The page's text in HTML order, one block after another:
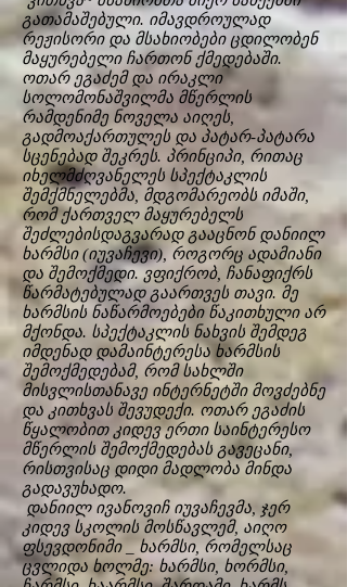
გათამაშებული. იმავდროულად
რეჟისორი და მსახიობები ცდილობენ
მაყურებელი ჩართონ ქმედებაში.
ოთარ ეგაძემ და ირაკლი
სოლომონაშვილმა მწერლის
რამდენიმე ნოველა აიღეს,
გადმოაქართულეს და პატარ-პატარა
სცენებად შეკრეს. პრინციპი, რითაც
იხელმძღვანელეს სპექტაკლის
შემქმნელებმა, მდგომარეობს იმაში,
რომ ქართველ მაყურებელს
შეძლებისდაგვარად გააცნონ დანიილ
ხარმსი (იუვაჩევი), როგორც ადამიანი
და შემოქმედი. ვფიქრობ, ჩანაფიქრს
წარმატებულად გაართვეს თავი. მე
ხარმსის ნაწარმოებები წაკითხული არ
მქონდა. სპექტაკლის ნახვის შემდეგ
იმდენად დამაინტერესა ხარმსის
შემოქმედებამ, რომ სახლში
მისვლისთანავე ინტერნეტში მოვძებნე
და კითხვას შევუდექი. ოთარ ეგაძის
წყალობით კიდევ ერთი საინტერესო
მწერლის შემოქმედებას გავეცანი,
რისთვისაც დიდი მადლობა მინდა
გადავუხადო.
დანიილ ივანოვიჩ იუვაჩევმა, ჯერ
კიდევ სკოლის მოსწავლემ, აიღო
ფსევდონიმი _ ხარმსი, რომელსაც
ცვლიდა ხოლმე: ხარმსი, ხორმსი,